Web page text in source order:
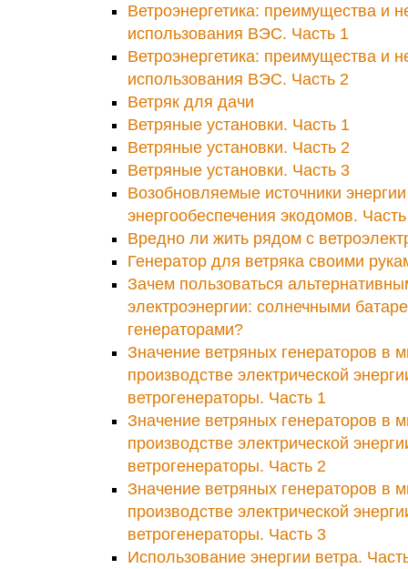
Ветроэнергетика: преимущества и
использования ВЭС. Часть 1
Ветроэнергетика: преимущества и
использования ВЭС. Часть 2
Ветряк для дачи
Ветряные установки. Часть 1
Ветряные установки. Часть 2
Ветряные установки. Часть 3
Возобновляемые источники
энергообеспечения экодомов.
Вредно ли жить рядом с
Генератор для ветряка своими
Зачем пользоваться
электроэнергии: солнечными
генераторами?
Значение ветряных генераторов в
производстве электрической
ветрогенераторы. Часть 1
Значение ветряных генераторов в
производстве электрической
ветрогенераторы. Часть 2
Значение ветряных генераторов в
производстве электрической
ветрогенераторы. Часть 3
Использование энергии ветра.